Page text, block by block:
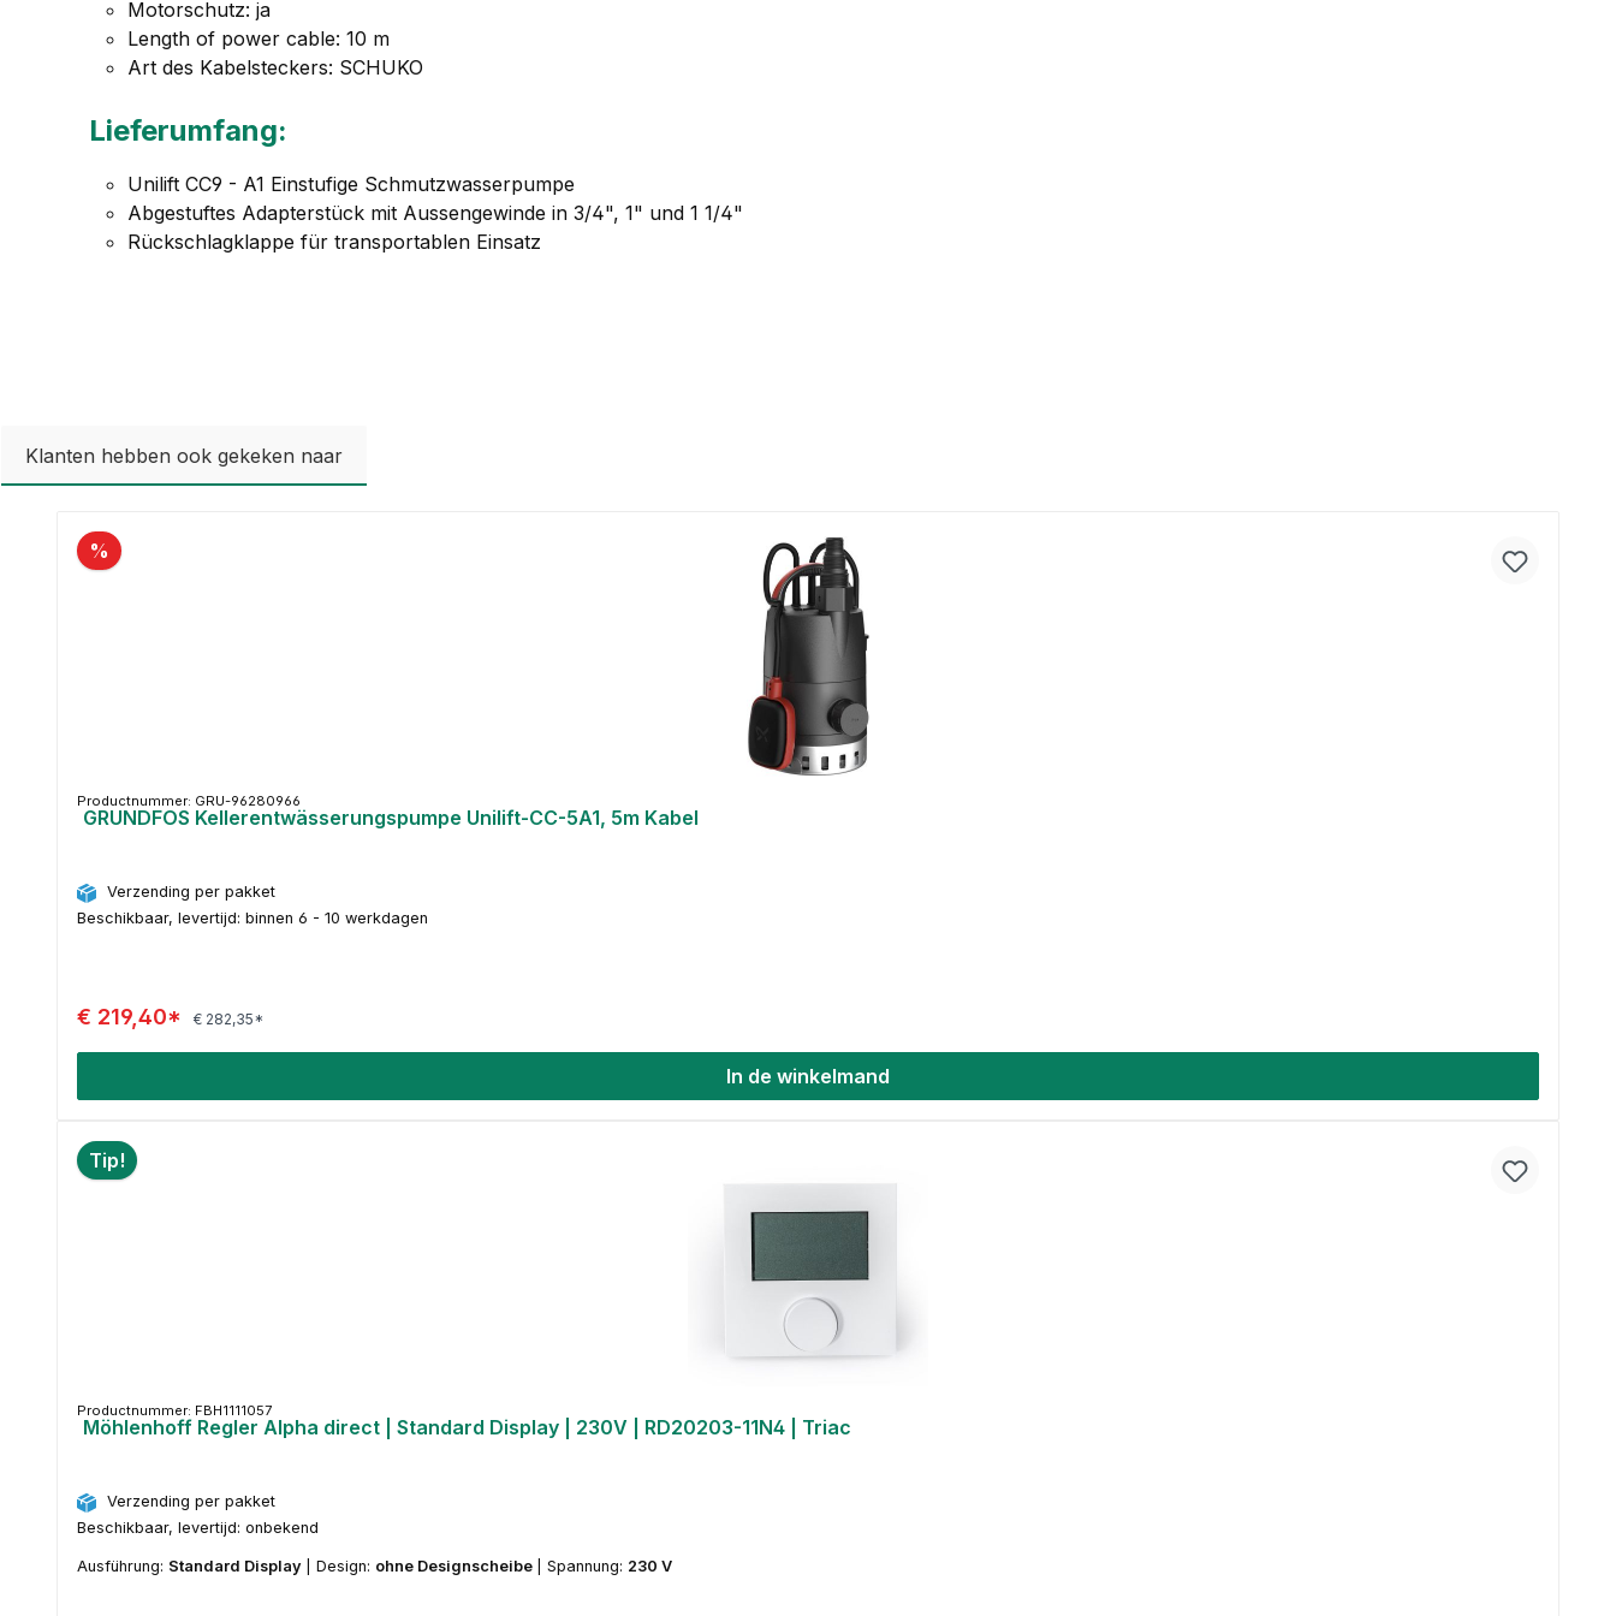
Motorschutz: ja
Length of power cable: 10 m
Art des Kabelsteckers: SCHUKO
Lieferumfang:
Unilift CC9 - A1 Einstufige Schmutzwasserpumpe
Abgestuftes Adapterstück mit Aussengewinde in 3/4", 1" und 1 1/4"
Rückschlagklappe für transportablen Einsatz
Klanten hebben ook gekeken naar
%
Productnummer: GRU-96280966
GRUNDFOS Kellerentwässerungspumpe Unilift-CC-5A1, 5m Kabel
Verzending per pakket
Beschikbaar, levertijd: binnen 6 - 10 werkdagen
€ 219,40* € 282,35*
In de winkelmand
Tip!
Productnummer: FBH1111057
Möhlenhoff Regler Alpha direct | Standard Display | 230V | RD20203-11N4 | Triac
Verzending per pakket
Beschikbaar, levertijd: onbekend
Ausführung: Standard Display Design: ohne Designscheibe Spannung: 230 V